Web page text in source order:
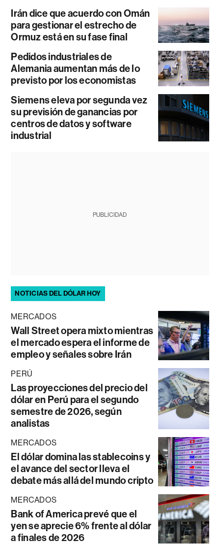
Irán dice que acuerdo con Omán
para gestionar el estrecho de
Ormuz está en su fase final
Pedidos industriales de
Alemania aumentan más de lo
previsto por los economistas
Siemens eleva por segunda vez
su previsión de ganancias por
centros de datos y software
industrial
PUBLICIDAD
NOTICIAS DEL DÓLAR HOY
MERCADOS
Wall Street opera mixto mientras
el mercado espera el informe de
empleo y señales sobre Irán
PERÚ
Las proyecciones del precio del
dólar en Perú para el segundo
semestre de 2026, según
analistas
MERCADOS
El dólar domina las stablecoins y
el avance del sector lleva el
debate más allá del mundo cripto
MERCADOS
Bank of America prevé que el
yen se aprecie 6% frente al dólar
a finales de 2026